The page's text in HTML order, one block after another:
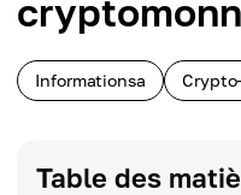
Informationsa
Table des